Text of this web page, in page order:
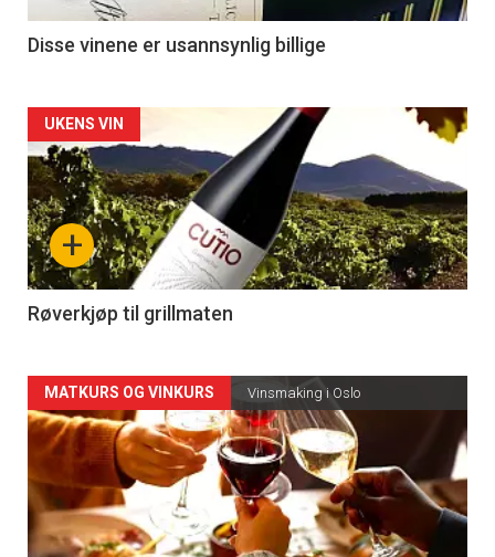
3
Disse vinene er usannsynlig billige
Forsiden
akkurat
nå
-
4
+
UKENS VIN
Røverkjøp til grillmaten
Forsiden
akkurat
nå
-
MATKURS OG VINKURS Vinsmaking i Oslo